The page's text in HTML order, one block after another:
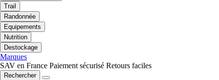
Trail
Randonnée
Equipements
Nutrition
Destockage
Marques
SAV en France Paiement sécurisé Retours faciles
Rechercher